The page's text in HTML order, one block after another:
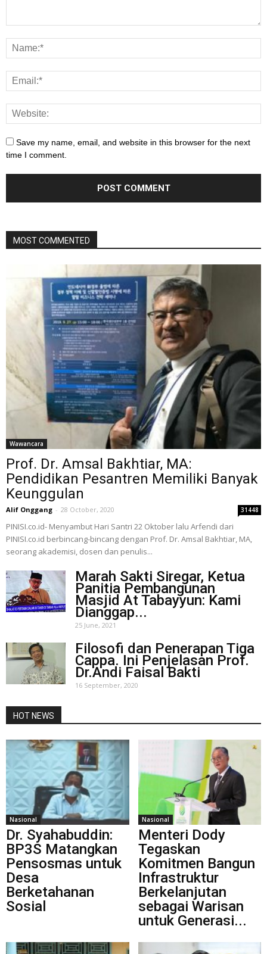
Save my name, email, and website in this browser for the next
time I comment.
MOST COMMENTED
Wawancara
Prof. Dr. Amsal Bakhtiar, MA:
Pendidikan Pesantren Memiliki Banyak
Keunggulan
Alif Onggang - 28 October, 2020 31448
PINISI.co.id- Menyambut Hari Santri 22 Oktober lalu Arfendi dari
PINISI.co.id berbincang-bincang dengan Prof. Dr. Amsal Bakhtiar, MA,
seorang akademisi, dosen dan penulis...
Marah Sakti Siregar, Ketua
Panitia Pembangunan
Masjid At Tabayyun: Kami
Dianggap...
25 June, 2021
Filosofi dan Penerapan Tiga
Cappa. Ini Penjelasan Prof.
Dr.Andi Faisal Bakti
16 September, 2020
HOT NEWS
Nasional
Dr. Syahabuddin:
BP3S Matangkan
Pensosmas untuk
Desa
Berketahanan
Sosial
Nasional
Menteri Dody
Tegaskan
Komitmen Bangun
Infrastruktur
Berkelanjutan
sebagai Warisan
untuk Generasi...